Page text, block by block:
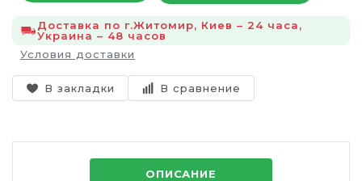
Доставка по г.Житомир, Киев – 24 часа,
Украина – 48 часов
Условия доставки
В закладки В сравнение
ОПИСАНИЕ